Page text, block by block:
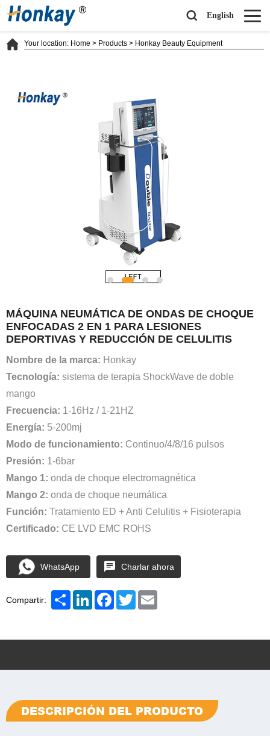
English
Your location: Home > Products > Honkay Beauty Equipment
MÁQUINA NEUMÁTICA DE ONDAS DE CHOQUE
ENFOCADAS 2 EN 1 PARA LESIONES
DEPORTIVAS Y REDUCCIÓN DE CELULITIS
Nombre de la marca: Honkay
Tecnología: sistema de terapia ShockWave de doble
mango
Frecuencia: 1-16Hz / 1-21HZ
Energía: 5-200mj
Modo de funcionamiento: Continuo/4/8/16 pulsos
Presión: 1-6bar
Mango 1: onda de choque electromagnética
Mango 2: onda de choque neumática
Función: Tratamiento ED + Anti Celulitis + Fisioterapia
Certificado: CE LVD EMC ROHS
WhatsApp Charlar ahora
Compartir: ShareLinkedInFacebook
Twitter
DESCRIPCIÓN DEL PRODUCTO